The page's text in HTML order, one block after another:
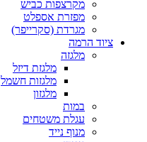
מקרצפות כביש
מפזרת אספלט
מגרדת (סקרייפר)
ציוד הרמה
מלגזה
מלגזת דיזל
מלגזות חשמל
מלגזון
במות
עגלת משטחים
מנוף נייד